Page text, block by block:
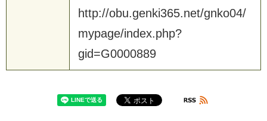
http://obu.genki365.net/gnko04/
mypage/index.php?
gid=G0000889